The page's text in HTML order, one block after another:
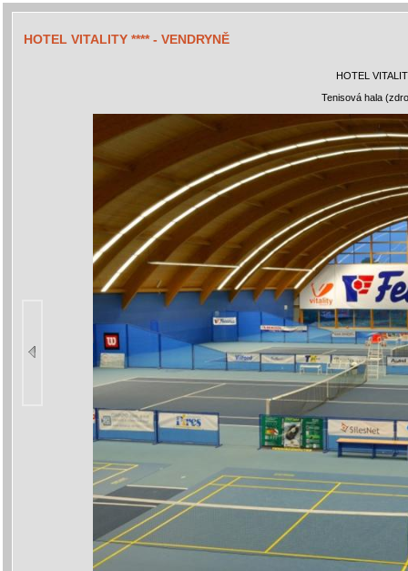
HOTEL VITALITY **** - VENDRYNĚ
HOTEL
Tenisová hala